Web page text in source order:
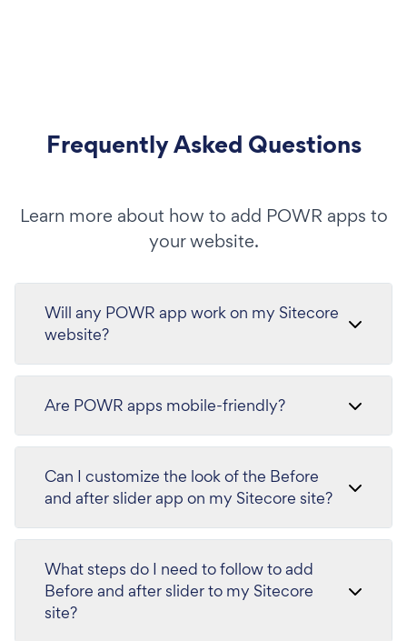
Frequently Asked Questions
Learn more about how to add POWR apps to
your website.
Will any POWR app work on my Sitecore
website?
Are POWR apps mobile-friendly?
Can I customize the look of the Before
and after slider app on my Sitecore site?
What steps do I need to follow to add
Before and after slider to my Sitecore
site?